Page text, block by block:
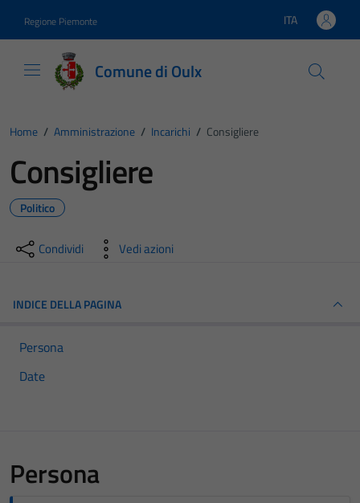
Regione Piemonte Lingua attiva:
ITA
Comune di Oulx
Home / Amministrazione / Incarichi / Consigliere
Consigliere
Politico
Condividi Vedi azioni
INDICE DELLA PAGINA
Persona
Date
Persona